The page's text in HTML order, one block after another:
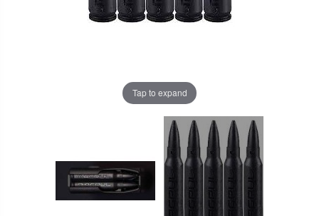
Tap to expand